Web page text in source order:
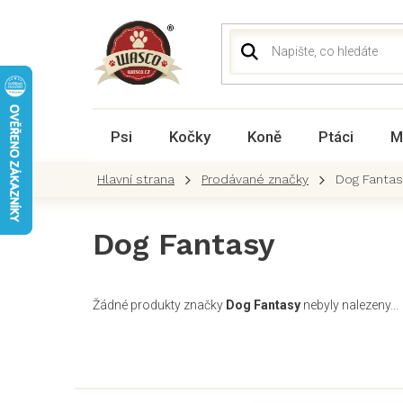
Psi Kočky Koně Ptáci
Prodávané značky Dog
Dog Fantasy
Žádné produkty značky Dog Fantasy nebyly nalezeny...